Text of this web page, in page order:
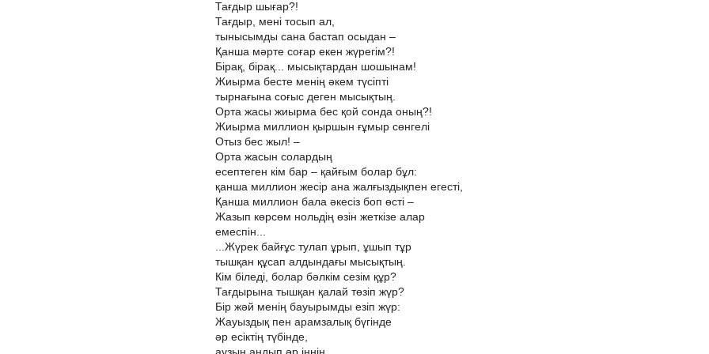
Тағдыр шығар?!
Тағдыр, мені тосып ал,
тынысымды сана бастап осыдан –
Қанша мәрте соғар екен жүрегім?!
Бірақ, бірақ... мысықтардан шошынам!
Жиырма бесте менің әкем түсіпті
тырнағына соғыс деген мысықтың.
Орта жасы жиырма бес қой сонда оның?!
Жиырма миллион қыршын ғұмыр сөнгелі
Отыз бес жыл! –
Орта жасын солардың
есептеген кім бар – қайғым болар бұл:
қанша миллион жесір ана жалғыздықпен егесті,
Қанша миллион бала әкесіз боп өсті –
Жазып көрсөм нольдің өзін жеткізе алар
емеспін...
...Жүрек байғұс тулап ұрып, ұшып тұр
тышқан құсап алдындағы мысықтың.
Кім біледі, болар бәлкім сезім құр?
Тағдырына тышқан қалай төзіп жүр?
Бір жәй менің бауырымды езіп жүр:
Жауыздық пен арамзалық бүгінде
әр есіктің түбінде,